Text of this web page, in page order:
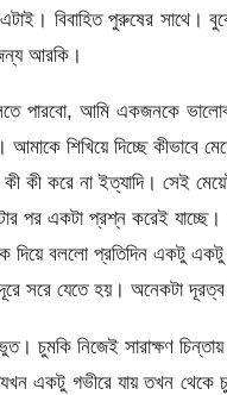
বিবাহিত পুরুষের সাথে।
আরকি।
পারবো, আমি একজনকে
শিখিয়ে দিচ্ছে কীভাবে
কী কী করে না ইত্যাদি। সেই
পর একটা প্রশ্ন করেই
দিয়ে বললো প্রতিদিন একটু
সরে যেতে হয়। অনেকটা
চুমকি নিজেই সারাক্ষণ
যখন একটু গভীরে যায় তখন